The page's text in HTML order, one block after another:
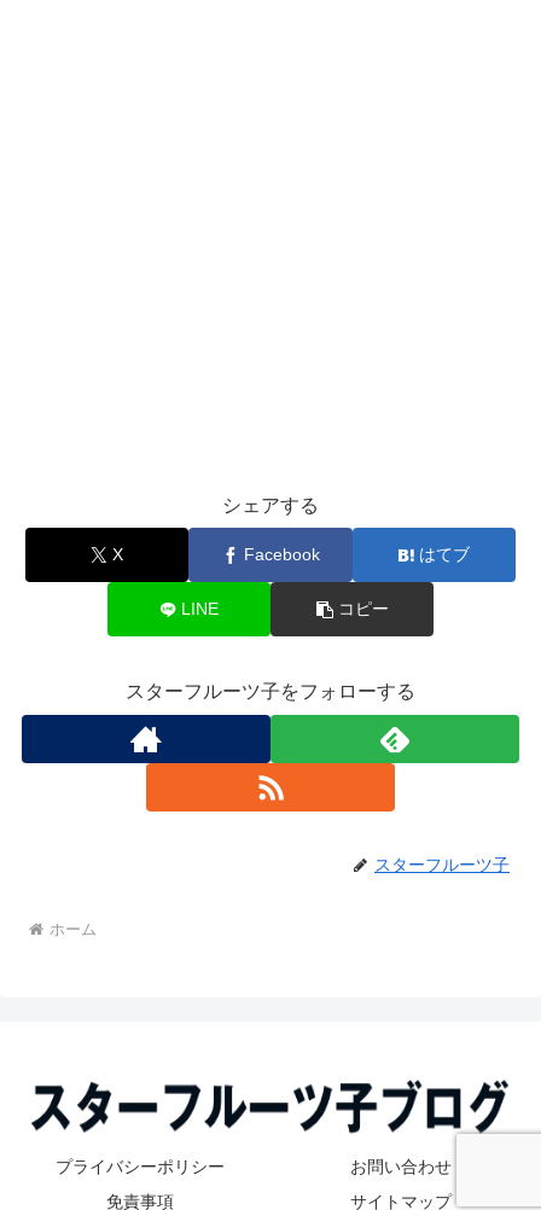
シェアする
X Facebook はてブ
LINE コピー
スターフルーツ子をフォローする
スターフルーツ子
ホーム
プライバシーポリシー
お問い合わせ
免責事項
サイトマップ